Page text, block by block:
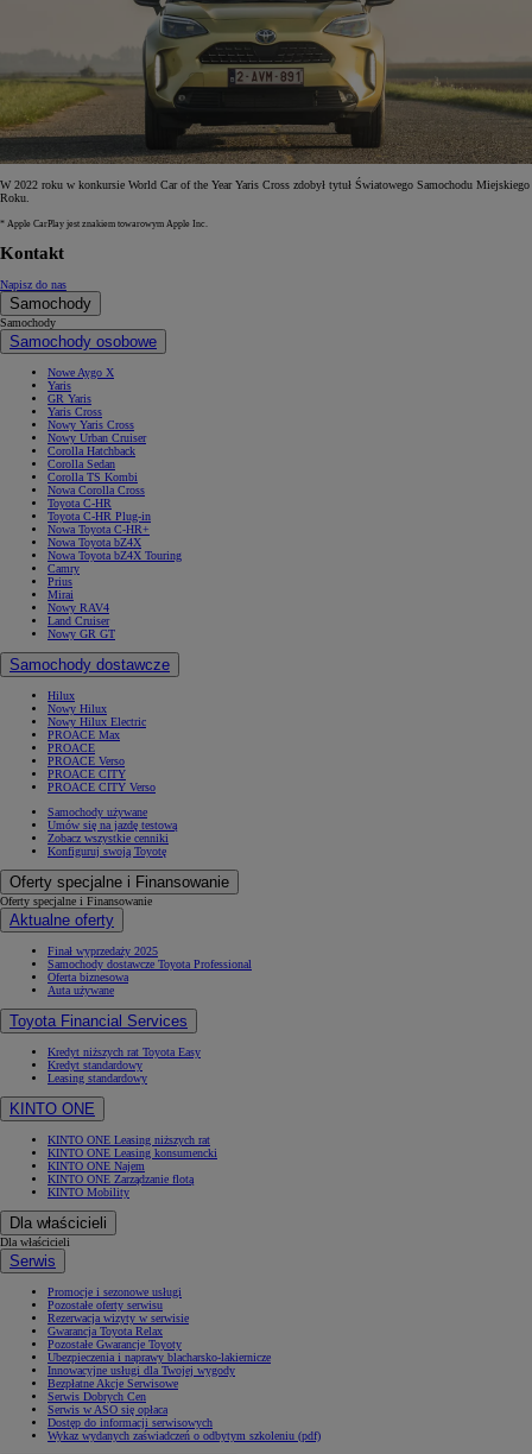
W 2022 roku w konkursie World Car of the Year Yaris Cross zdobył tytuł Światowego Samochodu Miejskiego
Roku.
* Apple CarPlay jest znakiem towarowym Apple Inc.
Kontakt
Napisz do nas
Samochody
Samochody
Samochody osobowe
Nowe Aygo X
Yaris
GR Yaris
Yaris Cross
Nowy Yaris Cross
Nowy Urban Cruiser
Corolla Hatchback
Corolla Sedan
Corolla TS Kombi
Nowa Corolla Cross
Toyota C-HR
Toyota C-HR Plug-in
Nowa Toyota C-HR+
Nowa Toyota bZ4X
Nowa Toyota bZ4X Touring
Camry
Prius
Mirai
Nowy RAV4
Land Cruiser
Nowy GR GT
Samochody dostawcze
Hilux
Nowy Hilux
Nowy Hilux Electric
PROACE Max
PROACE
PROACE Verso
PROACE CITY
PROACE CITY Verso
Samochody używane
Umów się na jazdę testową
Zobacz wszystkie cenniki
Konfiguruj swoją Toyotę
Oferty specjalne i Finansowanie
Oferty specjalne i Finansowanie
Aktualne oferty
Finał wyprzedaży 2025
Samochody dostawcze Toyota Professional
Oferta biznesowa
Auta używane
Toyota Financial Services
Kredyt niższych rat Toyota Easy
Kredyt standardowy
Leasing standardowy
KINTO ONE
KINTO ONE Leasing niższych rat
KINTO ONE Leasing konsumencki
KINTO ONE Najem
KINTO ONE Zarządzanie flotą
KINTO Mobility
Dla właścicieli
Dla właścicieli
Serwis
Promocje i sezonowe usługi
Pozostałe oferty serwisu
Rezerwacja wizyty w serwisie
Gwarancja Toyota Relax
Pozostałe Gwarancje Toyoty
Ubezpieczenia i naprawy blacharsko-lakiernicze
Innowacyjne usługi dla Twojej wygody
Bezpłatne Akcje Serwisowe
Serwis Dobrych Cen
Serwis w ASO się opłaca
Dostęp do informacji serwisowych
Wykaz wydanych zaświadczeń o odbytym szkoleniu (pdf)